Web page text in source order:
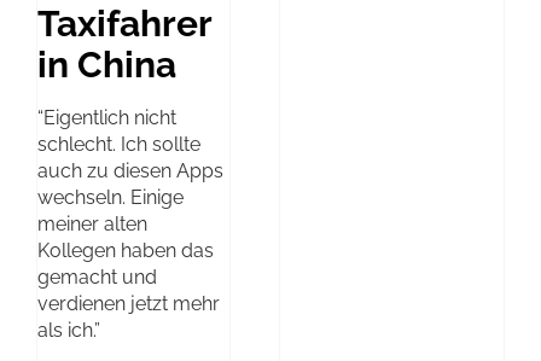
Taxifahrer
in China
“Eigentlich nicht
schlecht. Ich sollte
auch zu diesen Apps
wechseln. Einige
meiner alten
Kollegen haben das
gemacht und
verdienen jetzt mehr
als ich.”